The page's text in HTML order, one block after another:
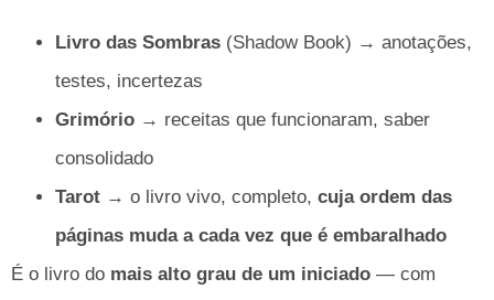
Livro das Sombras (Shadow Book) → anotações,
testes, incertezas
Grimório → receitas que funcionaram, saber
consolidado
Tarot → o livro vivo, completo, cuja ordem das
páginas muda a cada vez que é embaralhado
É o livro do mais alto grau de um iniciado — com